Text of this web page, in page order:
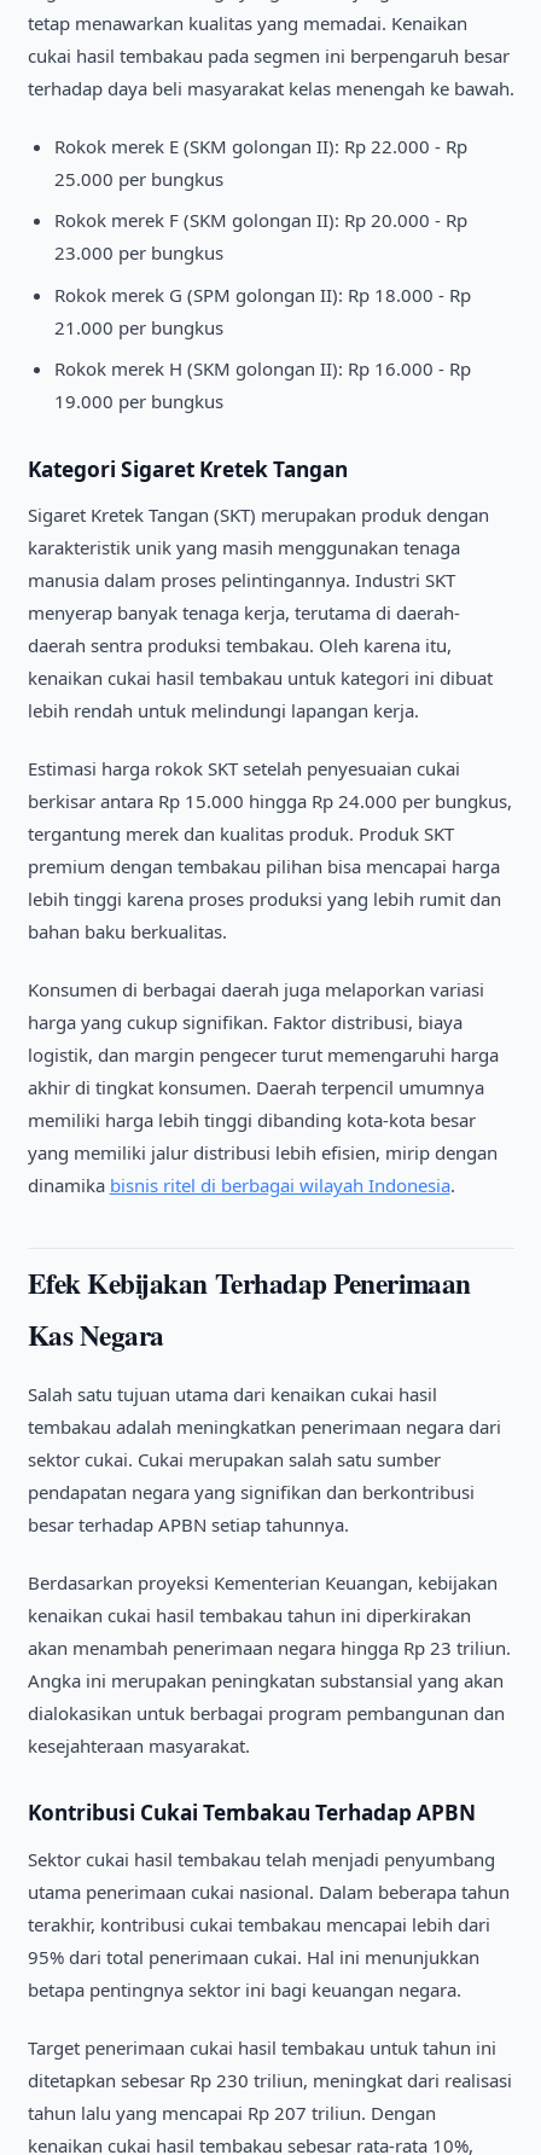
tetap menawarkan kualitas yang memadai. Kenaikan
cukai hasil tembakau pada segmen ini berpengaruh besar
terhadap daya beli masyarakat kelas menengah ke bawah.
Rokok merek E (SKM golongan II): Rp 22.000 - Rp
25.000 per bungkus
Rokok merek F (SKM golongan II): Rp 20.000 - Rp
23.000 per bungkus
Rokok merek G (SPM golongan II): Rp 18.000 - Rp
21.000 per bungkus
Rokok merek H (SKM golongan II): Rp 16.000 - Rp
19.000 per bungkus
Kategori Sigaret Kretek Tangan
Sigaret Kretek Tangan (SKT) merupakan produk dengan
karakteristik unik yang masih menggunakan tenaga
manusia dalam proses pelintingannya. Industri SKT
menyerap banyak tenaga kerja, terutama di daerah-
daerah sentra produksi tembakau. Oleh karena itu,
kenaikan cukai hasil tembakau untuk kategori ini dibuat
lebih rendah untuk melindungi lapangan kerja.
Estimasi harga rokok SKT setelah penyesuaian cukai
berkisar antara Rp 15.000 hingga Rp 24.000 per bungkus,
tergantung merek dan kualitas produk. Produk SKT
premium dengan tembakau pilihan bisa mencapai harga
lebih tinggi karena proses produksi yang lebih rumit dan
bahan baku berkualitas.
Konsumen di berbagai daerah juga melaporkan variasi
harga yang cukup signifikan. Faktor distribusi, biaya
logistik, dan margin pengecer turut memengaruhi harga
akhir di tingkat konsumen. Daerah terpencil umumnya
memiliki harga lebih tinggi dibanding kota-kota besar
yang memiliki jalur distribusi lebih efisien, mirip dengan
dinamika bisnis ritel di berbagai wilayah Indonesia.
Efek Kebijakan Terhadap Penerimaan
Kas Negara
Salah satu tujuan utama dari kenaikan cukai hasil
tembakau adalah meningkatkan penerimaan negara dari
sektor cukai. Cukai merupakan salah satu sumber
pendapatan negara yang signifikan dan berkontribusi
besar terhadap APBN setiap tahunnya.
Berdasarkan proyeksi Kementerian Keuangan, kebijakan
kenaikan cukai hasil tembakau tahun ini diperkirakan
akan menambah penerimaan negara hingga Rp 23 triliun.
Angka ini merupakan peningkatan substansial yang akan
dialokasikan untuk berbagai program pembangunan dan
kesejahteraan masyarakat.
Kontribusi Cukai Tembakau Terhadap APBN
Sektor cukai hasil tembakau telah menjadi penyumbang
utama penerimaan cukai nasional. Dalam beberapa tahun
terakhir, kontribusi cukai tembakau mencapai lebih dari
95% dari total penerimaan cukai. Hal ini menunjukkan
betapa pentingnya sektor ini bagi keuangan negara.
Target penerimaan cukai hasil tembakau untuk tahun ini
ditetapkan sebesar Rp 230 triliun, meningkat dari realisasi
tahun lalu yang mencapai Rp 207 triliun. Dengan
kenaikan cukai hasil tembakau sebesar rata-rata 10%,